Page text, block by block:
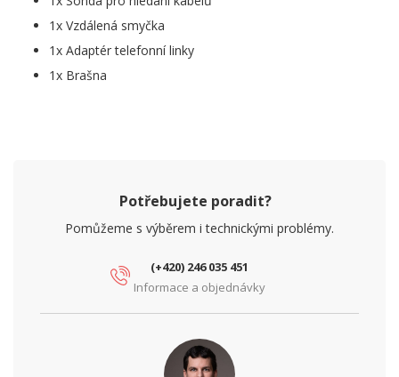
1x Vzdálená smyčka
1x Adaptér telefonní linky
1x Brašna
Potřebujete poradit?
Pomůžeme s výběrem i technickými problémy.
(+420) 246 035 451
Informace a objednávky